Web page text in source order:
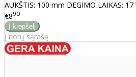
AUKŠTIS: 100 mm DEGIMO LAIKAS: 17
€890
Į norų sąrašą